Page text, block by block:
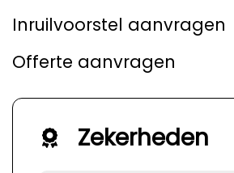
Inruilvoorstel aanvragen
Offerte aanvragen
Zekerheden